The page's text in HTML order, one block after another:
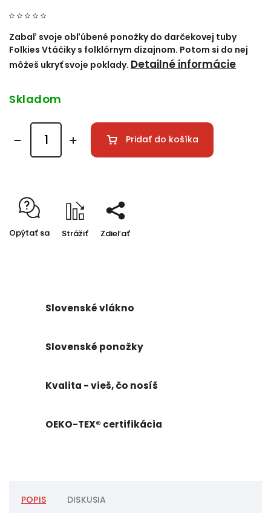
Zabaľ svoje obľúbené ponožky do darčekovej tuby
Folkies Vtáčiky s folklórnym dizajnom. Potom si do nej
môžeš ukryť svoje poklady. Detailné informácie
Skladom
Pridať do košíka
Opýtať sa Strážiť Zdieľať
Slovenské vlákno
Slovenské ponožky
Kvalita - vieš, čo nosíš
OEKO-TEX® certifikácia
POPIS
DISKUSIA